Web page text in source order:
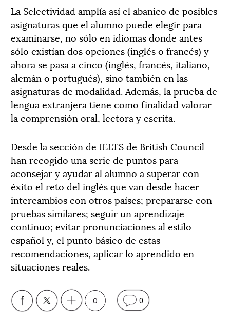
La Selectividad amplía así el abanico de posibles
asignaturas que el alumno puede elegir para
examinarse, no sólo en idiomas donde antes
sólo existían dos opciones (inglés o francés) y
ahora se pasa a cinco (inglés, francés, italiano,
alemán o portugués), sino también en las
asignaturas de modalidad. Además, la prueba de
lengua extranjera tiene como finalidad valorar
la comprensión oral, lectora y escrita.
Desde la sección de IELTS de British Council
han recogido una serie de puntos para
aconsejar y ayudar al alumno a superar con
éxito el reto del inglés que van desde hacer
intercambios con otros países; prepararse con
pruebas similares; seguir un aprendizaje
continuo; evitar pronunciaciones al estilo
español y, el punto básico de estas
recomendaciones, aplicar lo aprendido en
situaciones reales.
0 0